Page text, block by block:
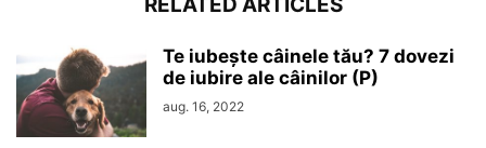
RELATED ARTICLES
Te iubește câinele tău? 7 dovezi
de iubire ale câinilor (P)
aug. 16, 2022